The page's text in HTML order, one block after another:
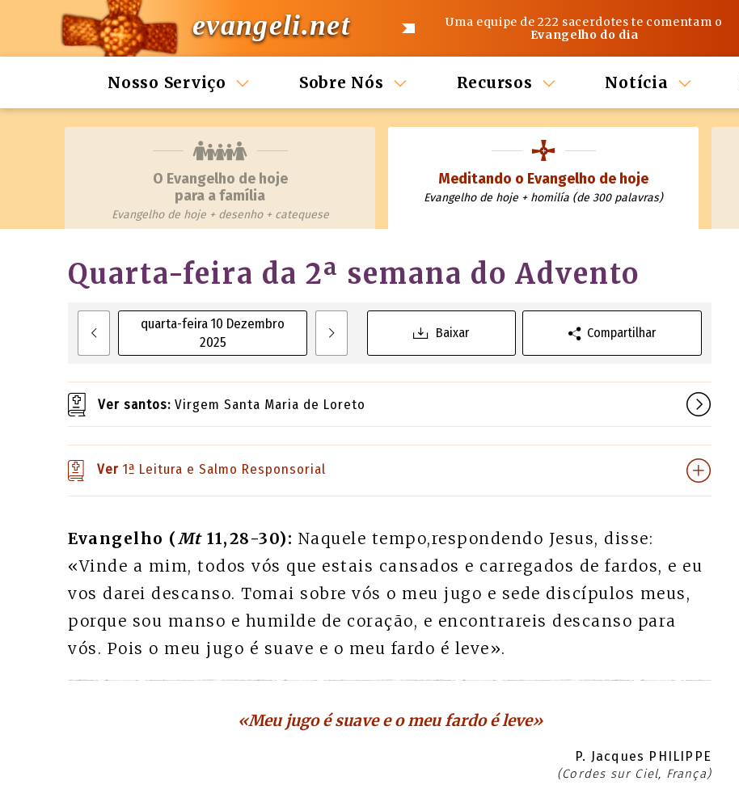
evangeli.net
Uma equipe de 222 sacerdotes te comentam o
Evangelho do dia
Nosso Serviço Sobre Nós Recursos Notícia
O Evangelho de hoje
para a família
Evangelho de hoje + desenho + catequese
Meditando o Evangelho de hoje
Evangelho de hoje + homilía (de 300 palavras)
quarta-feira 10 Dezembro
2025
Ver santos: Virgem Santa Maria de Loreto
Quarta-feira da 2ª semana do Advento
Baixar Compartilhar
Ver 1ª Leitura e Salmo Responsorial
Evangelho (Mt11,28-30): Naquele tempo,respondendo Jesus, disse:
«Vinde a mim, todos vós que estais cansados e carregados de fardos, e eu
vos darei descanso. Tomai sobre vós o meu jugo e sede discípulos meus,
porque sou manso e humilde de coração, e encontrareis descanso para
vós. Pois o meu jugo é suave e o meu fardo é leve».
«Meu jugo é suave e o meu fardo é leve»
P. Jacques PHILIPPE
(Cordes sur Ciel, França)